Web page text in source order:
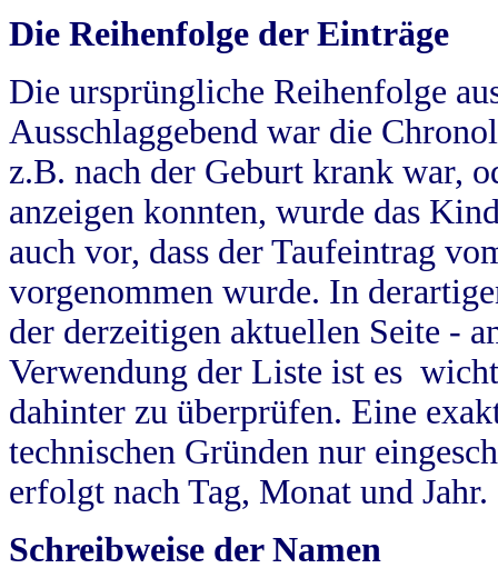
Die Reihenfolge der Einträge
Die ursprüngliche Reihenfolge
Ausschlaggebend war die
z.B. nach der Geburt krank war,
anzeigen konnten, wurde das
auch vor, dass der Taufeintrag
vorgenommen wurde. In
der derzeitigen aktuellen Seite -
Verwendung der Liste ist es
dahinter zu überprüfen. Eine
technischen Gründen nur
erfolgt nach Tag, Monat und Jahr.
Schreibweise der Namen